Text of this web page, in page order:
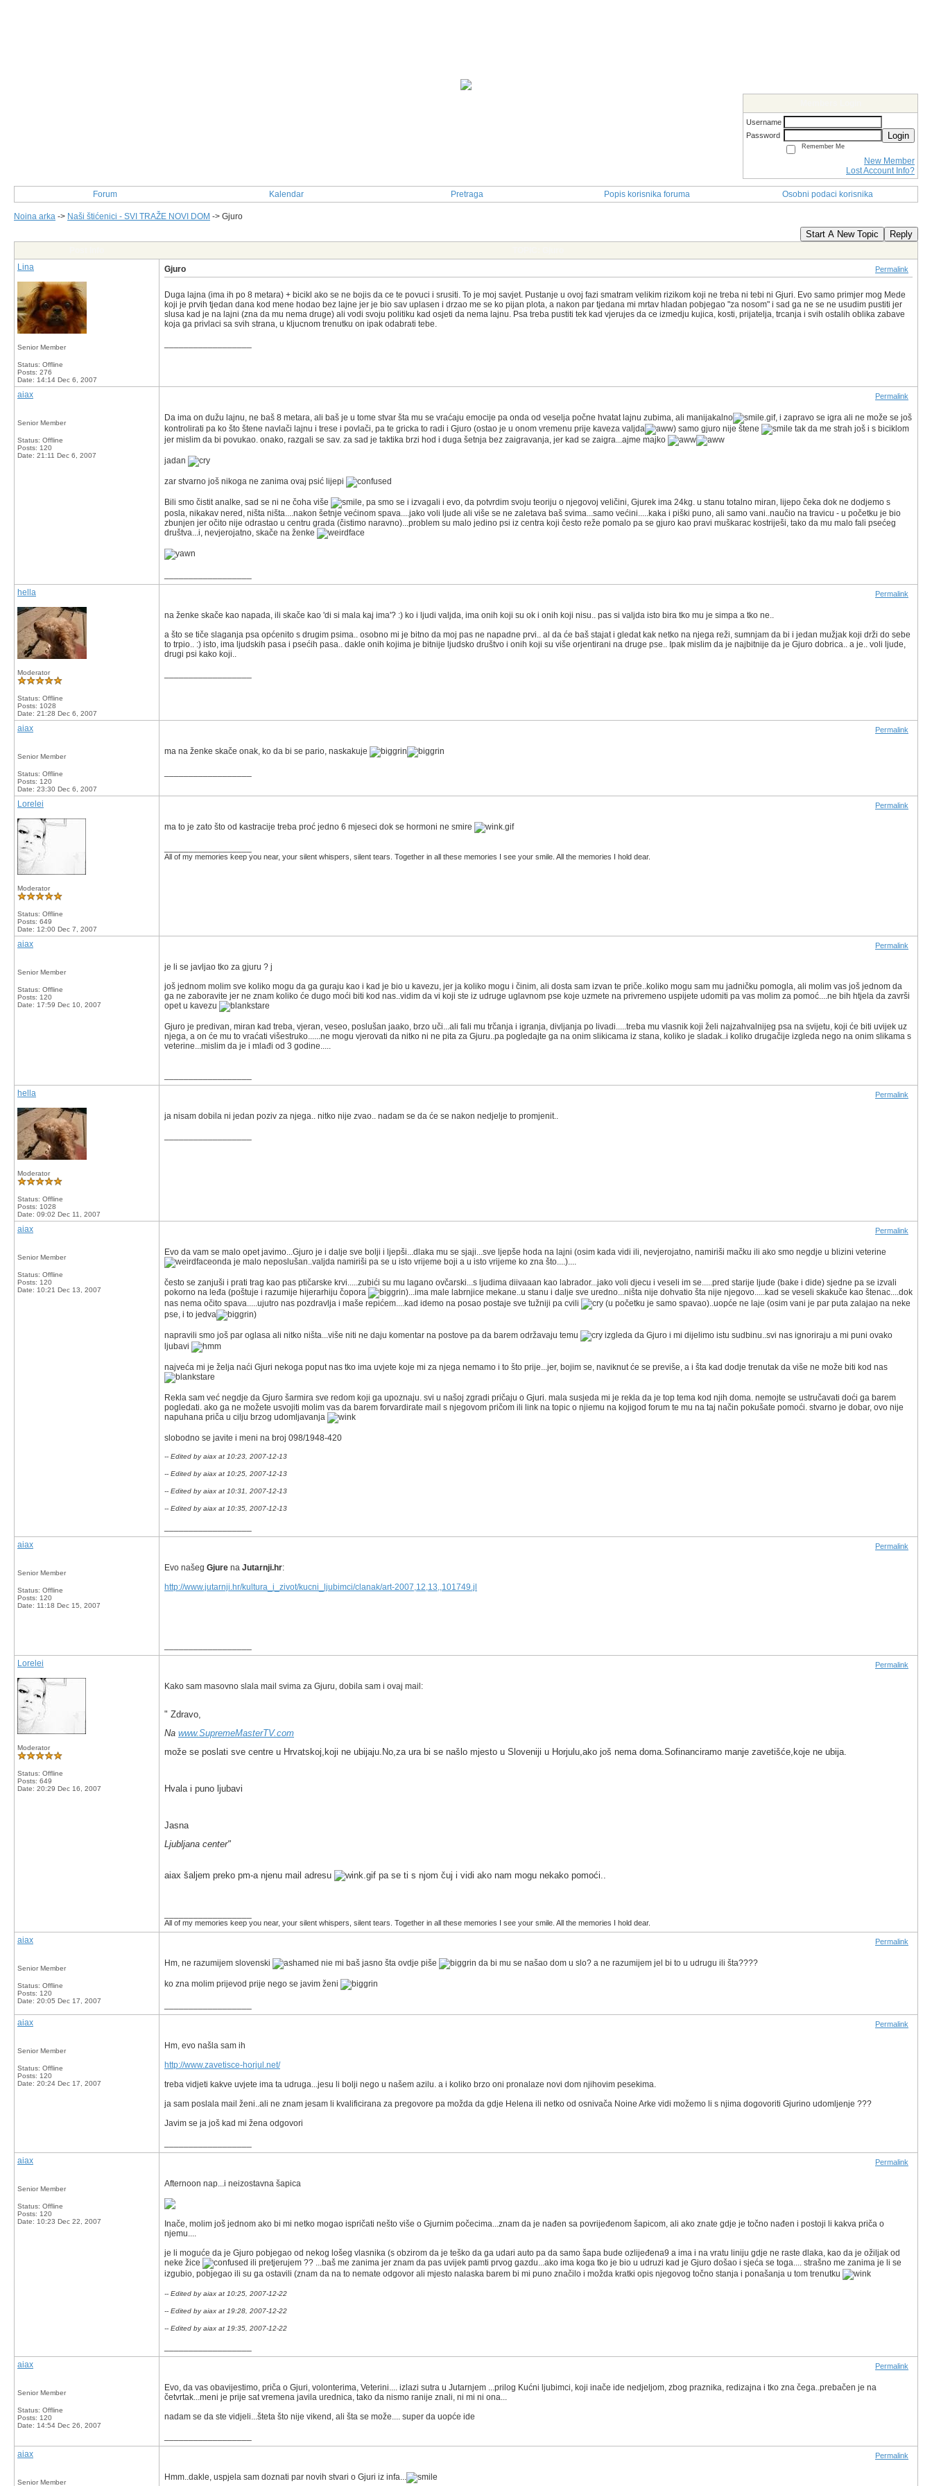
Username
Password
Login
Remember Me
New Member
Lost Account Info?
Forum Kalendar Pretraga Popis korisnika foruma Osobni podaci korisnika
Noina arka -> Naši štićenici - SVI TRAŽE NOVI DOM -> Gjuro
Start A New Topic Reply
Lina
Senior Member
Status: Offline
Posts: 276
Date: 14:14 Dec 6, 2007
Gjuro Permalink
Duga lajna (ima ih po 8 metara) + bicikl ako se ne bojis da ce te povuci i srusiti. To je moj savjet. Pustanje u ovoj fazi smatram velikim rizikom koji ne treba ni tebi ni Gjuri. Evo samo primjer mog Mede
koji je prvih tjedan dana kod mene hodao bez lajne jer je bio sav uplasen i drzao me se ko pijan plota, a nakon par tjedana mi mrtav hladan pobjegao "za nosom" i sad ga ne se ne usudim pustiti jer
slusa kad je na lajni (zna da mu nema druge) ali vodi svoju politiku kad osjeti da nema lajnu. Psa treba pustiti tek kad vjerujes da ce izmedju kujica, kosti, prijatelja, trcanja i svih ostalih oblika zabave
koja ga privlaci sa svih strana, u kljucnom trenutku on ipak odabrati tebe.
aiax
Senior Member
Status: Offline
Posts: 120
Date: 21:11 Dec 6, 2007
Permalink
Da ima on dužu lajnu, ne baš 8 metara, ali baš je u tome stvar šta mu se vraćaju emocije pa onda od veselja počne hvatat lajnu zubima, ali manijakalno
, i zapravo se igra ali ne može se još
kontrolirati pa ko što štene navlači lajnu i trese i povlači, pa te gricka to radi i Gjuro (ostao je u onom vremenu prije kaveza valjda
) samo gjuro nije štene
tak da me strah još i s biciklom
jer mislim da bi povukao. onako, razgali se sav. za sad je taktika brzi hod i duga šetnja bez zaigravanja, jer kad se zaigra...ajme majko
jadan
zar stvarno još nikoga ne zanima ovaj psić lijepi
Bili smo čistit analke, sad se ni ne čoha više
, pa smo se i izvagali i evo, da potvrdim svoju teoriju o njegovoj veličini, Gjurek ima 24kg. u stanu totalno miran, lijepo čeka dok ne dodjemo s
posla, nikakav nered, ništa ništa....nakon šetnje većinom spava....jako voli ljude ali više se ne zaletava baš svima...samo većini.....kaka i piški puno, ali samo vani..naučio na travicu - u početku je bio
zbunjen jer očito nije odrastao u centru grada (čistimo naravno)...problem su malo jedino psi iz centra koji često reže pomalo pa se gjuro kao pravi muškarac kostriješi, tako da mu malo fali psećeg
društva...i, nevjerojatno, skače na ženke
hella
Moderator
Status: Offline
Posts: 1028
Date: 21:28 Dec 6, 2007
Permalink
na ženke skače kao napada, ili skače kao 'di si mala kaj ima'? :) ko i ljudi valjda, ima onih koji su ok i onih koji nisu.. pas si valjda isto bira tko mu je simpa a tko ne..
a što se tiče slaganja psa općenito s drugim psima.. osobno mi je bitno da moj pas ne napadne prvi.. al da će baš stajat i gledat kak netko na njega reži, sumnjam da bi i jedan mužjak koji drži do sebe
to trpio.. :) isto, ima ljudskih pasa i psećih pasa.. dakle onih kojima je bitnije ljudsko društvo i onih koji su više orjentirani na druge pse.. Ipak mislim da je najbitnije da je Gjuro dobrica.. a je.. voli ljude,
drugi psi kako koji..
aiax
Senior Member
Status: Offline
Posts: 120
Date: 23:30 Dec 6, 2007
Permalink
ma na ženke skače onak, ko da bi se pario, naskakuje
Lorelei
Moderator
Status: Offline
Posts: 649
Date: 12:00 Dec 7, 2007
Permalink
ma to je zato što od kastracije treba proć jedno 6 mjeseci dok se hormoni ne smire
All of my memories keep you near, your silent whispers, silent tears. Together in all these memories I see your smile. All the memories I hold dear.
aiax
Senior Member
Status: Offline
Posts: 120
Date: 17:59 Dec 10, 2007
Permalink
je li se javljao tko za gjuru ? j
još jednom molim sve koliko mogu da ga guraju kao i kad je bio u kavezu, jer ja koliko mogu i činim, ali dosta sam izvan te priče..koliko mogu sam mu jadničku pomogla, ali molim vas još jednom da
ga ne zaboravite jer ne znam koliko će dugo moći biti kod nas..vidim da vi koji ste iz udruge uglavnom pse koje uzmete na privremeno uspijete udomiti pa vas molim za pomoć....ne bih htjela da završi
opet u kavezu
Gjuro je predivan, miran kad treba, vjeran, veseo, poslušan jaako, brzo uči...ali fali mu trčanja i igranja, divljanja po livadi.....treba mu vlasnik koji želi najzahvalnijeg psa na svijetu, koji će biti uvijek uz
njega, a on će mu to vraćati višestruko......ne mogu vjerovati da nitko ni ne pita za Gjuru..pa pogledajte ga na onim slikicama iz stana, koliko je sladak..i koliko drugačije izgleda nego na onim slikama s
veterine...mislim da je i mlađi od 3 godine.....
hella
Moderator
Status: Offline
Posts: 1028
Date: 09:02 Dec 11, 2007
Permalink
ja nisam dobila ni jedan poziv za njega.. nitko nije zvao.. nadam se da će se nakon nedjelje to promjenit..
aiax
Senior Member
Status: Offline
Posts: 120
Date: 10:21 Dec 13, 2007
Permalink
Evo da vam se malo opet javimo...Gjuro je i dalje sve bolji i ljepši...dlaka mu se sjaji...sve ljepše hoda na lajni (osim kada vidi ili, nevjerojatno, namiriši mačku ili ako smo negdje u blizini veterine
onda je malo neposlušan..valjda namiriši pa se u isto vrijeme boji a u isto vrijeme ko zna što....)....
često se zanjuši i prati trag kao pas ptičarske krvi.....zubići su mu lagano ovčarski...s ljudima diivaaan kao labrador...jako voli djecu i veseli im se.....pred starije ljude (bake i dide) sjedne pa se izvali
pokorno na leđa (poštuje i razumije hijerarhiju čopora
)...ima male labrnjice mekane..u stanu i dalje sve uredno...ništa nije dohvatio šta nije njegovo.....kad se veseli skakuče kao štenac....dok
nas nema očito spava.....ujutro nas pozdravlja i maše repićem....kad idemo na posao postaje sve tužniji pa cvili
(u početku je samo spavao)..uopće ne laje (osim vani je par puta zalajao na neke
pse, i to jedva
)
napravili smo još par oglasa ali nitko ništa...više niti ne daju komentar na postove pa da barem održavaju temu
izgleda da Gjuro i mi dijelimo istu sudbinu..svi nas ignoriraju a mi puni ovako
ljubavi
najveća mi je želja naći Gjuri nekoga poput nas tko ima uvjete koje mi za njega nemamo i to što prije...jer, bojim se, naviknut će se previše, a i šta kad dodje trenutak da više ne može biti kod nas
Rekla sam već negdje da Gjuro šarmira sve redom koji ga upoznaju. svi u našoj zgradi pričaju o Gjuri. mala susjeda mi je rekla da je top tema kod njih doma. nemojte se ustručavati doći ga barem
pogledati. ako ga ne možete usvojiti molim vas da barem forvardirate mail s njegovom pričom ili link na topic o njiemu na kojigod forum te mu na taj način pokušate pomoći. stvarno je dobar, ovo nije
napuhana priča u cilju brzog udomljavanja
slobodno se javite i meni na broj 098/1948-420
-- Edited by aiax at 10:23, 2007-12-13
-- Edited by aiax at 10:25, 2007-12-13
-- Edited by aiax at 10:31, 2007-12-13
-- Edited by aiax at 10:35, 2007-12-13
aiax
Senior Member
Status: Offline
Posts: 120
Date: 11:18 Dec 15, 2007
Permalink
Evo našeg Gjure na Jutarnji.hr:
http://www.jutarnji.hr/kultura_i_zivot/kucni_ljubimci/clanak/art-2007,12,13,,101749.jl
Lorelei
Moderator
Status: Offline
Posts: 649
Date: 20:29 Dec 16, 2007
Permalink
Kako sam masovno slala mail svima za Gjuru, dobila sam i ovaj mail:
" Zdravo,
Na www.SupremeMasterTV.com
može se poslati sve centre u Hrvatskoj,koji ne ubijaju.No,za ura bi se našlo mjesto u Sloveniji u Horjulu,ako još nema doma.Sofinanciramo manje zavetišće,koje ne ubija.
Hvala i puno ljubavi
Jasna
Ljubljana center"
aiax šaljem preko pm-a njenu mail adresu pa se ti s njom čuj i vidi ako nam mogu nekako pomoći..
All of my memories keep you near, your silent whispers, silent tears. Together in all these memories I see your smile. All the memories I hold dear.
aiax
Senior Member
Status: Offline
Posts: 120
Date: 20:05 Dec 17, 2007
Permalink
Hm, ne razumijem slovenski nie mi baš jasno šta ovdje piše da bi mu se našao dom u slo? a ne razumijem jel bi to u udrugu ili šta????
ko zna molim prijevod prije nego se javim ženi
aiax
Senior Member
Status: Offline
Posts: 120
Date: 20:24 Dec 17, 2007
Permalink
Hm, evo našla sam ih
http://www.zavetisce-horjul.net/
treba vidjeti kakve uvjete ima ta udruga...jesu li bolji nego u našem azilu. a i koliko brzo oni pronalaze novi dom njihovim pesekima.
ja sam poslala mail ženi..ali ne znam jesam li kvalificirana za pregovore pa možda da gdje Helena ili netko od osnivača Noine Arke vidi možemo li s njima dogovoriti Gjurino udomljenje ???
Javim se ja još kad mi žena odgovori
aiax
Senior Member
Status: Offline
Posts: 120
Date: 10:23 Dec 22, 2007
Permalink
Afternoon nap...i neizostavna šapica
Inače, molim još jednom ako bi mi netko mogao ispričati nešto više o Gjurnim počecima...znam da je nađen sa povrijeđenom šapicom, ali ako znate gdje je točno nađen i postoji li kakva priča o
njemu....
je li moguće da je Gjuro pobjegao od nekog lošeg vlasnika (s obzirom da je teško da ga udari auto pa da samo šapa bude ozlijeđena9 a ima i na vratu liniju gdje ne raste dlaka, kao da je ožiljak od
neke žice
ili pretjerujem ?? ...baš me zanima jer znam da pas uvijek pamti prvog gazdu...ako ima koga tko je bio u udruzi kad je Gjuro došao i sjeća se toga.... strašno me zanima je li se
izgubio, pobjegao ili su ga ostavili (znam da na to nemate odgovor ali mjesto nalaska barem bi mi puno značilo i možda kratki opis njegovog točno stanja i ponašanja u tom trenutku
-- Edited by aiax at 10:25, 2007-12-22
-- Edited by aiax at 19:28, 2007-12-22
-- Edited by aiax at 19:35, 2007-12-22
aiax
Senior Member
Status: Offline
Posts: 120
Date: 14:54 Dec 26, 2007
Permalink
Evo, da vas obavijestimo, priča o Gjuri, volonterima, Veterini.... izlazi sutra u Jutarnjem ...prilog Kućni ljubimci, koji inače ide nedjeljom, zbog praznika, redizajna i tko zna čega..prebačen je na
četvrtak...meni je prije sat vremena javila urednica, tako da nismo ranije znali, ni mi ni ona...
nadam se da ste vidjeli...šteta što nije vikend, ali šta se može.... super da uopće ide
aiax
Senior Member
Permalink
Hmm..dakle, uspjela sam doznati par novih stvari o Gjuri iz infa...